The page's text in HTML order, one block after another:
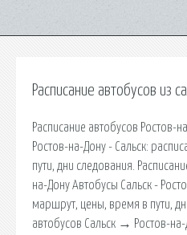
Расписание автобусов из
Расписание автобусов Ростов-
Ростов-на-Дону - Сальск:
пути, дни следования.
на-Дону Автобусы Сальск -
маршрут, цены, время в пути,
автобусов Сальск → Ростов-